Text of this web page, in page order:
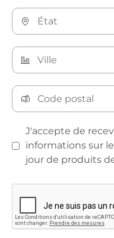
J'accepte de
informations sur
jour de produits